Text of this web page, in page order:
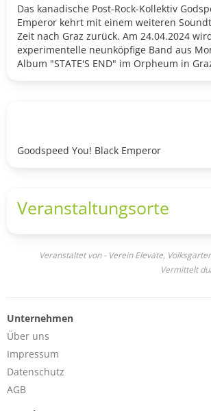
Das kanadische Post-Rock-Kollektiv
Emperor kehrt mit einem weiteren
Zeit nach Graz zurück. Am 24.04.2024
experimentelle neunköpfige Band aus
Album "STATE'S END" im Orpheum in
Goodspeed You! Black Emperor
Veranstaltungsorte
Veranstaltet von - Verein Elevate,
Vermittelt
Unternehmen
Über uns
Impressum
Datenschutz
AGB